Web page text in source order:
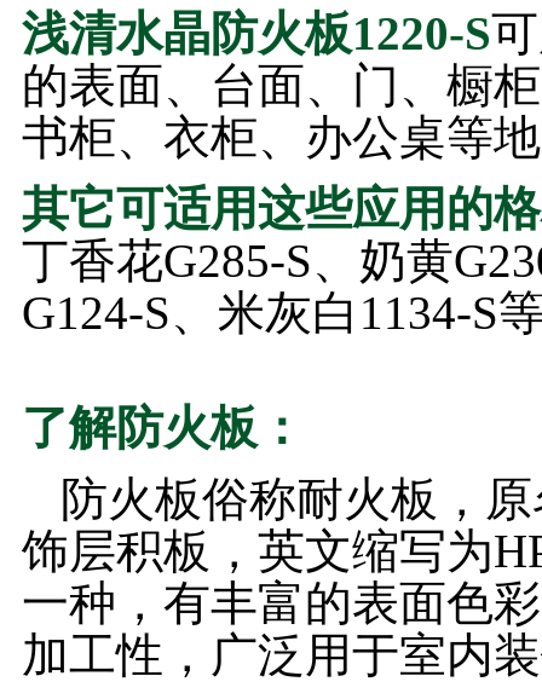
浅清水晶防火板1220-S
的表面、台面、门、橱
书柜、衣柜、办公桌等
其它可适用这些应用的
丁香花G285-S、奶黄
G124-S、米灰白1134-S
了解防火板：
防火板俗称耐火板，
饰层积板，英文缩写为
一种，有丰富的表面色
加工性，广泛用于室内